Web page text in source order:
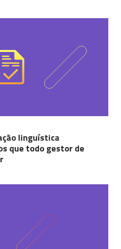
linguística
que todo gestor de